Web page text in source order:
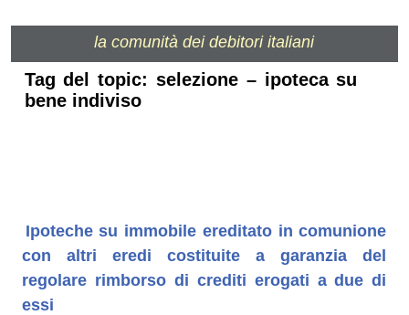
la comunità dei debitori italiani
Tag del topic: selezione – ipoteca su
bene indiviso
Ipoteche su immobile ereditato in comunione
con altri eredi costituite a garanzia del
regolare rimborso di crediti erogati a due di
essi